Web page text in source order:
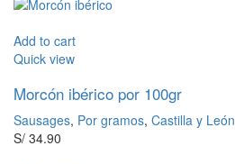
Add to cart
Quick view
Morcón ibérico por 100gr
Sausages, Por gramos, Castilla y León
S/ 34.90